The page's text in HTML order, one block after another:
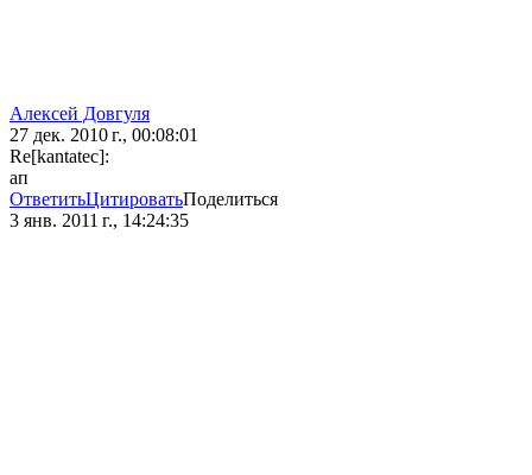
Алексей Довгуля
27 дек. 2010 г., 00:08:01
Re[kantatec]:
ап
ОтветитьЦитироватьПоделиться
3 янв. 2011 г., 14:24:35